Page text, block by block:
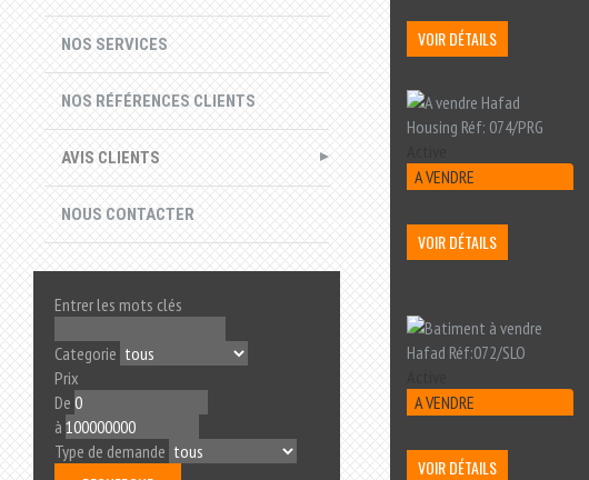
NOS SERVICES
NOS RÉFÉRENCES CLIENTS
AVIS CLIENTS
NOUS CONTACTER
Entrer les mots clés
Categorie
Prix
De
à
Type de demande
VOIR DÉTAILS
A VENDRE
VOIR DÉTAILS
A VENDRE
VOIR DÉTAILS